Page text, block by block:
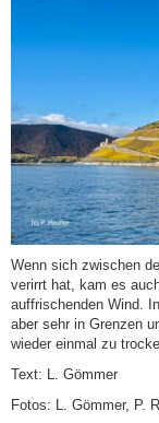
Wenn sich zwischen
verirrt hat, kam es
auffrischenden Wind.
aber sehr in Grenzen
wieder einmal zu
Text: L. Gömmer
Fotos: L. Gömmer, P.